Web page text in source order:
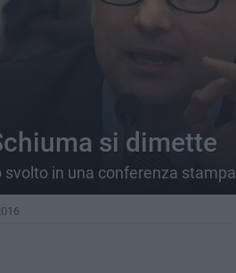
si dimette
in una conferenza stampa